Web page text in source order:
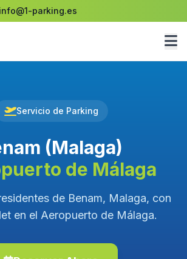
info@1-parking.es
Servicio de Parking
(Malaga)
de Málaga
de Benam, Malaga, con
en el Aeropuerto de Málaga.